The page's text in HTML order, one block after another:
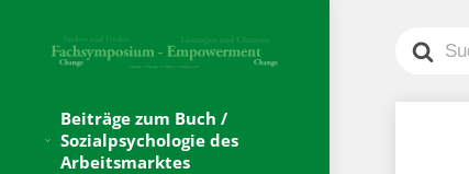
Beiträge zum Buch /
Sozialpsychologie des
Arbeitsmarktes
Search
For